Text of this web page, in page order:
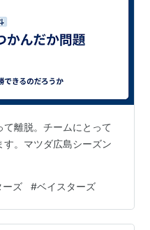
離脱。チームにとって
す。マツダ広島シーズン
ーズ #ベイスターズ